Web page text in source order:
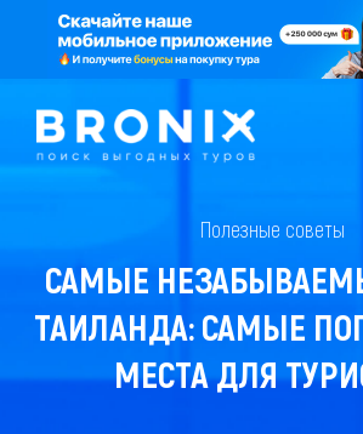
Полезные советы
САМЫЕ
ТАИЛАНДА: САМЫЕ
МЕСТА ДЛЯ